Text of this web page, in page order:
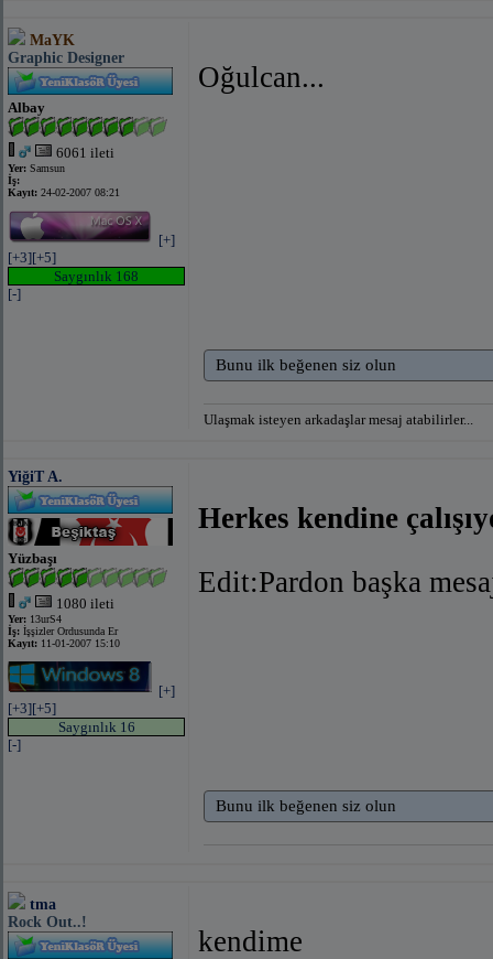
MaYK
Graphic Designer
Albay
6061 ileti
Yer: Samsun
İş:
Kayıt: 24-02-2007 08:21
[+]
[+3][+5]
Saygınlık 168
[-]
Oğulcan...
Bunu ilk beğenen siz olun
Ulaşmak isteyen arkadaşlar mesaj atabilirler...
YiğiT A.
Yüzbaşı
1080 ileti
Yer: 13urS4
İş: İşşizler Ordusunda Er
Kayıt: 11-01-2007 15:10
[+]
[+3][+5]
Saygınlık 16
[-]
Herkes kendine
Edit:Pardon başka
Bunu ilk beğenen siz olun
tma
Rock Out..!
kendime